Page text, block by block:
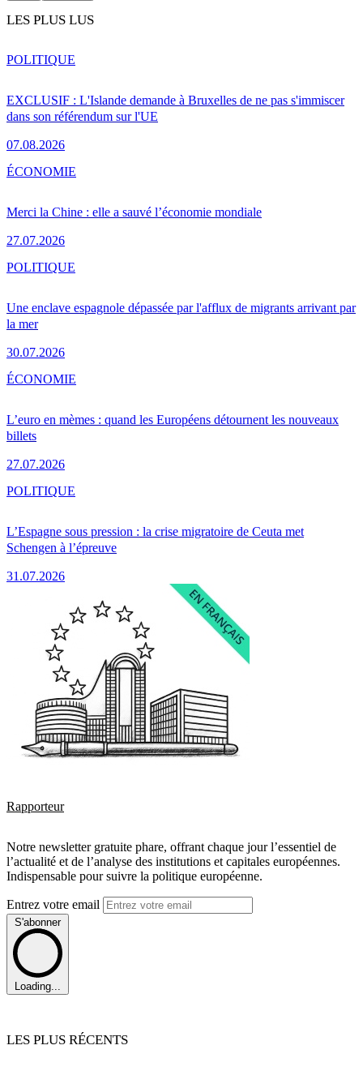
LES PLUS LUS
EXCLUSIF : L'Islande demande à Bruxelles de ne pas s'immiscer
dans son référendum sur l'UE
07.08.2026
POLITIQUE
Merci la Chine : elle a sauvé l’économie mondiale
27.07.2026
ÉCONOMIE
Une enclave espagnole dépassée par l'afflux de migrants arrivant par
la mer
30.07.2026
POLITIQUE
L’euro en mèmes : quand les Européens détournent les nouveaux
billets
27.07.2026
ÉCONOMIE
L’Espagne sous pression : la crise migratoire de Ceuta met
Schengen à l’épreuve
31.07.2026
POLITIQUE
Rapporteur
Notre newsletter gratuite phare, offrant chaque jour l’essentiel de
l’actualité et de l’analyse des institutions et capitales européennes.
Indispensable pour suivre la politique européenne.
Entrez votre email
S'abonner
Loading...
LES PLUS RÉCENTS